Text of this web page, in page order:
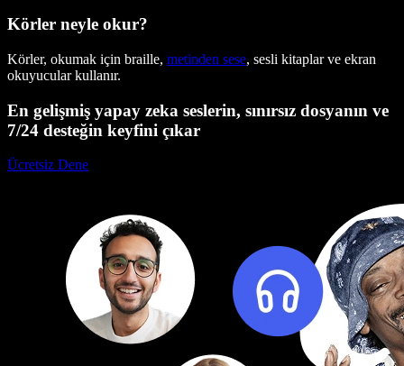
Körler neyle okur?
Körler, okumak için braille, metinden sese, sesli kitaplar ve ekran
okuyucular kullanır.
En gelişmiş yapay zeka seslerin, sınırsız dosyanın ve
7/24 desteğin keyfini çıkar
Ücretsiz Dene